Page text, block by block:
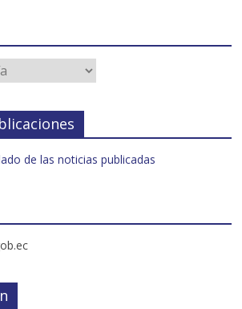
de las noticias publicadas